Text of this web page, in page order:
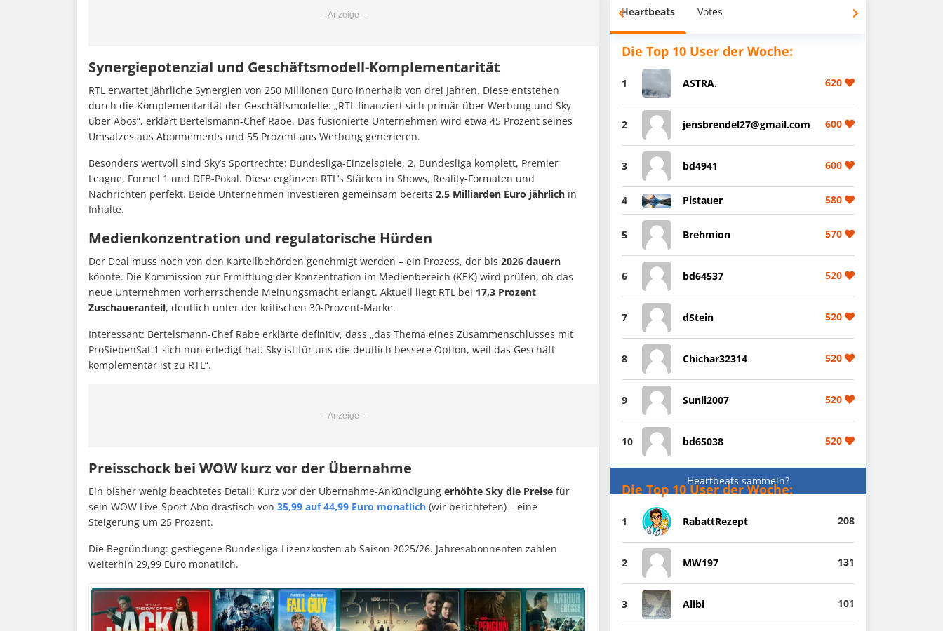
Synergiepotenzial und Geschäftsmodell-Komplementarität
RTL erwartet jährliche Synergien von 250 Millionen Euro innerhalb von drei Jahren. Diese entstehen
durch die Komplementarität der Geschäftsmodelle: „RTL finanziert sich primär über Werbung und Sky
über Abos“, erklärt Bertelsmann-Chef Rabe. Das fusionierte Unternehmen wird etwa 45 Prozent seines
Umsatzes aus Abonnements und 55 Prozent aus Werbung generieren.
Besonders wertvoll sind Sky’s Sportrechte: Bundesliga-Einzelspiele, 2. Bundesliga komplett, Premier
League, Formel 1 und DFB-Pokal. Diese ergänzen RTL’s Stärken in Shows, Reality-Formaten und
Nachrichten perfekt. Beide Unternehmen investieren gemeinsam bereits 2,5 Milliarden Euro jährlich in
Inhalte.
Medienkonzentration und regulatorische Hürden
Der Deal muss noch von den Kartellbehörden genehmigt werden – ein Prozess, der bis 2026 dauern
könnte. Die Kommission zur Ermittlung der Konzentration im Medienbereich (KEK) wird prüfen, ob das
neue Unternehmen vorherrschende Meinungsmacht erlangt. Aktuell liegt RTL bei 17,3 Prozent
Zuschaueranteil, deutlich unter der kritischen 30-Prozent-Marke.
Interessant: Bertelsmann-Chef Rabe erklärte definitiv, dass „das Thema eines Zusammenschlusses mit
ProSiebenSat.1 sich nun erledigt hat. Sky ist für uns die deutlich bessere Option, weil das Geschäft
komplementär ist zu RTL“.
Preisschock bei WOW kurz vor der Übernahme
Ein bisher wenig beachtetes Detail: Kurz vor der Übernahme-Ankündigung erhöhte Sky die Preise für
sein WOW Live-Sport-Abo drastisch von 35,99 auf 44,99 Euro monatlich (wir berichteten) – eine
Steigerung um 25 Prozent.
Die Begründung: gestiegene Bundesliga-Lizenzkosten ab Saison 2025/26. Jahresabonnenten zahlen
weiterhin 29,99 Euro monatlich.
Heartbeats Votes
Die Top 10 User der Woche:
1 ASTRA. 620
2 jensbrendel27@gmail.com 600
3 bd4941 600
4 Pistauer 580
5 Brehmion 570
6 bd64537 520
7 dStein 520
8 Chichar32314 520
9 Sunil2007 520
10 bd65038 520
Heartbeats sammeln?
Die Top 10 User der Woche:
1 RabattRezept 208
2 MW197 131
3 Alibi 101